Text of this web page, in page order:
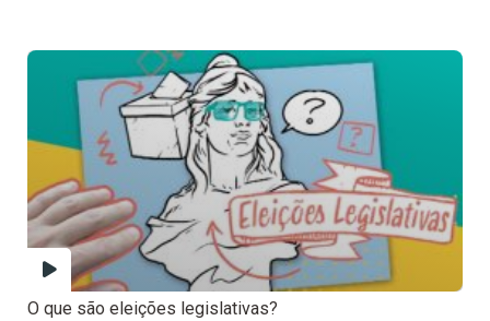
O que são eleições legislativas?